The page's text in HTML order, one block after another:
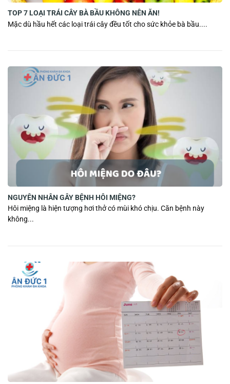
TOP 7 LOẠI TRÁI CÂY BÀ BẦU KHÔNG NÊN ĂN!
Mặc dù hầu hết các loại trái cây đều tốt cho sức khỏe bà bầu....
NGUYÊN NHÂN GÂY BỆNH HÔI MIỆNG?
Hôi miệng là hiện tượng hơi thở có mùi khó chịu. Căn bệnh này
không...